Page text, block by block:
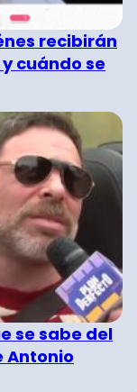
recibirán
cuándo se
se sabe del
Antonio